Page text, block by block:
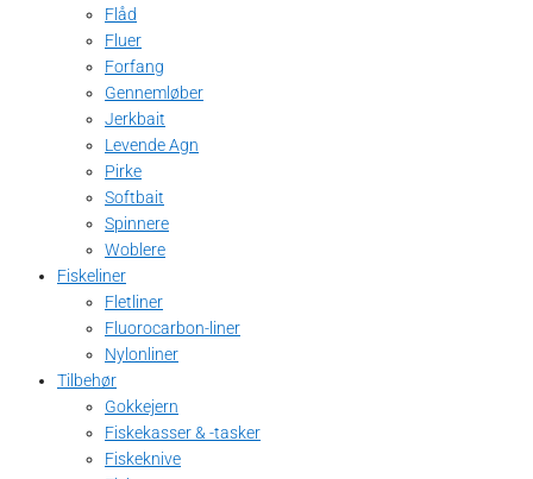
Flåd
Fluer
Forfang
Gennemløber
Jerkbait
Levende Agn
Pirke
Softbait
Spinnere
Woblere
Fiskeliner
Fletliner
Fluorocarbon-liner
Nylonliner
Tilbehør
Gokkejern
Fiskekasser & -tasker
Fiskeknive